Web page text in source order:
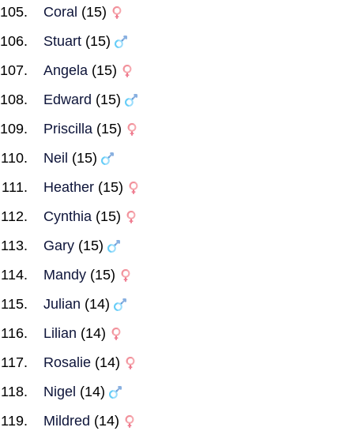
Coral (15)
Stuart (15)
Angela (15)
Edward (15)
Priscilla (15)
Neil (15)
Heather (15)
Cynthia (15)
Gary (15)
Mandy (15)
Julian (14)
Lilian (14)
Rosalie (14)
Nigel (14)
Mildred (14)